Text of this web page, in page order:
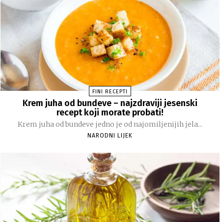
FINI RECEPTI
Krem juha od bundeve – najzdraviji jesenski
recept koji morate probati!
Krem juha od bundeve jedno je od najomiljenijih jela...
NARODNI LIJEK